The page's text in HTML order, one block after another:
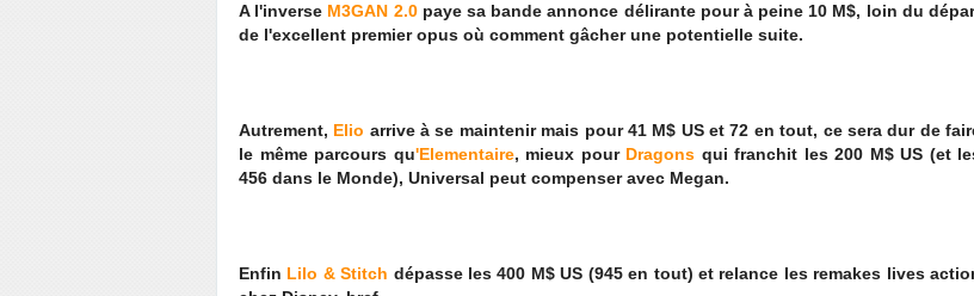
A l'inverse M3GAN 2.0paye sa bande annonce délirante pour à peine 10 M$, loin du
de l'excellent premier opus où comment gâcher une potentielle suite.
Autrement, Elio arrive à se maintenir mais pour 41 M$ US et 72 en tout, ce sera dur de
le même parcours qu'Elementaire, mieux pour Dragons qui franchit les 200 M$ US (et
456 dans le Monde), Universal peut compenser avec Megan.
Enfin Lilo & Stitch dépasse les 400 M$ US (945 en tout) et relance les remakes lives